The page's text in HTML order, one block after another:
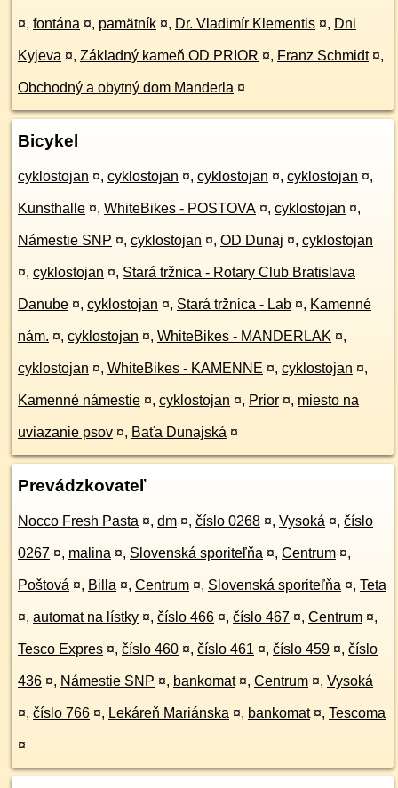
¤, fontána ¤, pamätník ¤, Dr. Vladimír Klementis ¤, Dni
Kyjeva ¤, Základný kameň OD PRIOR ¤, Franz Schmidt ¤,
Obchodný a obytný dom Manderla ¤
Bicykel
cyklostojan ¤, cyklostojan ¤, cyklostojan ¤, cyklostojan ¤,
Kunsthalle ¤, WhiteBikes - POSTOVA ¤, cyklostojan ¤,
Námestie SNP ¤, cyklostojan ¤, OD Dunaj ¤, cyklostojan
¤, cyklostojan ¤, Stará tržnica - Rotary Club Bratislava
Danube ¤, cyklostojan ¤, Stará tržnica - Lab ¤, Kamenné
nám. ¤, cyklostojan ¤, WhiteBikes - MANDERLAK ¤,
cyklostojan ¤, WhiteBikes - KAMENNE ¤, cyklostojan ¤,
Kamenné námestie ¤, cyklostojan ¤, Prior ¤, miesto na
uviazanie psov ¤, Baťa Dunajská ¤
Prevádzkovateľ
Nocco Fresh Pasta ¤, dm ¤, číslo 0268 ¤, Vysoká ¤, číslo
0267 ¤, malina ¤, Slovenská sporiteľňa ¤, Centrum ¤,
Poštová ¤, Billa ¤, Centrum ¤, Slovenská sporiteľňa ¤, Teta
¤, automat na lístky ¤, číslo 466 ¤, číslo 467 ¤, Centrum ¤,
Tesco Expres ¤, číslo 460 ¤, číslo 461 ¤, číslo 459 ¤, číslo
436 ¤, Námestie SNP ¤, bankomat ¤, Centrum ¤, Vysoká
¤, číslo 766 ¤, Lekáreň Mariánska ¤, bankomat ¤, Tescoma
¤